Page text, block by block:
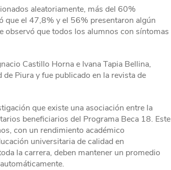
aleatoriamente, más del 60%
que el 47,8% y el 56% presentaron algún
observó que todos los alumnos con síntomas
Castillo Horna e Ivana Tapia Bellina,
Piura y fue publicado en la revista de
que existe una asociación entre la
beneficiarios del Programa Beca 18. Este
con un rendimiento académico
universitaria de calidad en
la carrera, deben mantener un promedio